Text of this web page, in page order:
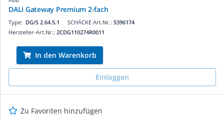
DALI Gateway Premium 2-fach
SCHÄCKE Art.Nr.: 5396174
Type: DG/S 2.64.5.1
Hersteller-Art.Nr.: 2CDG110274R0011
In den Warenkorb
Einloggen
Zu Favoriten hinzufügen